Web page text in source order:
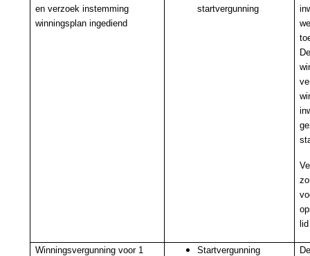
en verzoek instemming
winningsplan ingediend
startvergunning
Winningsvergunning voor 1
Startvergunning